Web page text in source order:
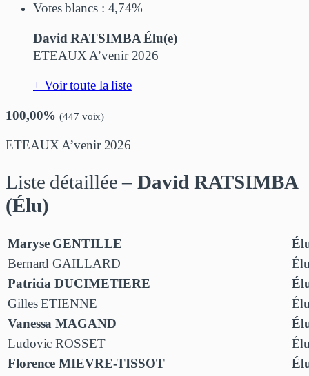
Votes blancs : 4,74%
David RATSIMBA Élu(e)
ETEAUX A’venir 2026
+ Voir toute la liste
100,00% (447 voix)
ETEAUX A’venir 2026
Liste détaillée –David RATSIMBA
(Élu)
Maryse GENTILLE
Bernard GAILLARD
Patricia DUCIMETIERE
Gilles ETIENNE
Vanessa MAGAND
Ludovic ROSSET
Florence MIEVRE-TISSOT